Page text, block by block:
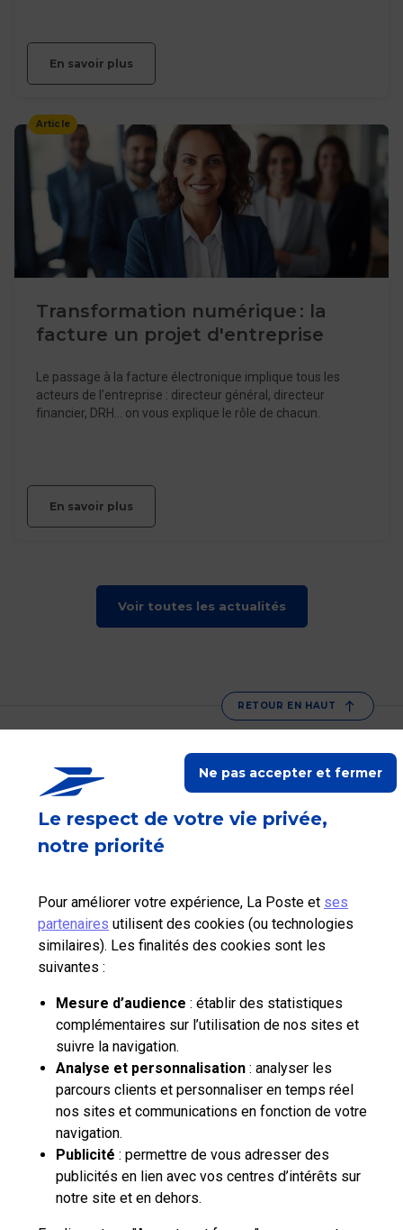
Le respect de votre vie privée,
notre priorité
Pour améliorer votre expérience, La Poste et ses
partenaires utilisent des cookies (ou technologies
similaires). Les finalités des cookies sont les
suivantes :
Mesure d’audience : établir des statistiques
complémentaires sur l’utilisation de nos sites et
suivre la navigation.
Analyse et personnalisation : analyser les
parcours clients et personnaliser en temps réel
nos sites et communications en fonction de votre
navigation.
Publicité : permettre de vous adresser des
publicités en lien avec vos centres d’intérêts sur
notre site et en dehors.
Ne pas accepter et fermer
En savoir plus
Article
Transformation numérique : la
facture un projet d'entreprise
Le passage à la facture électronique implique tous les
acteurs de l’entreprise : directeur général, directeur
financier, DRH… on vous explique le rôle de chacun.
En savoir plus
Voir toutes les actualités
RETOUR EN HAUT
La Poste Solutions Business est la marque B2B de La Poste, destinée aux
entreprises, collectivités et administrations publiques.
innovations, des offres selon vos usages, des infos pratiques et un accès
à votre espace personnel pour gérer le développement de votre activité.
Suivez-nous sur Linkedin
Suivez-nous sur Youtube
Suivez-nous sur X
Qui sommes-nous?
Aide et outils
pro.laposte.fr part.laposte.fr groupelaposte.com